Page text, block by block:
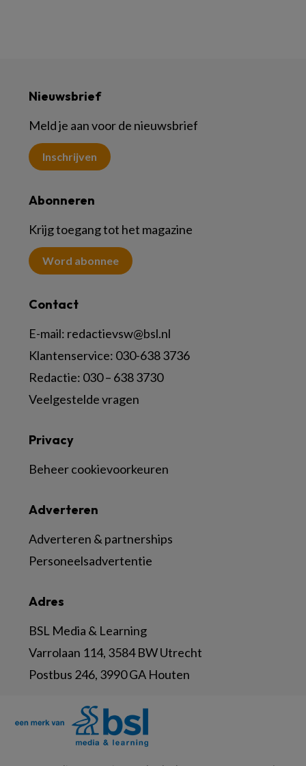
Nieuwsbrief
Meld je aan voor de nieuwsbrief
Inschrijven
Abonneren
Krijg toegang tot het magazine
Word abonnee
Contact
E-mail: redactievsw@bsl.nl
Klantenservice: 030-638 3736
Redactie: 030 – 638 3730
Veelgestelde vragen
Adres
BSL Media & Learning
Varrolaan 114, 3584 BW Utrecht
Postbus 246, 3990 GA Houten
Adverteren
Adverteren & partnerships
Personeelsadvertentie
Privacy
Beheer cookievoorkeuren